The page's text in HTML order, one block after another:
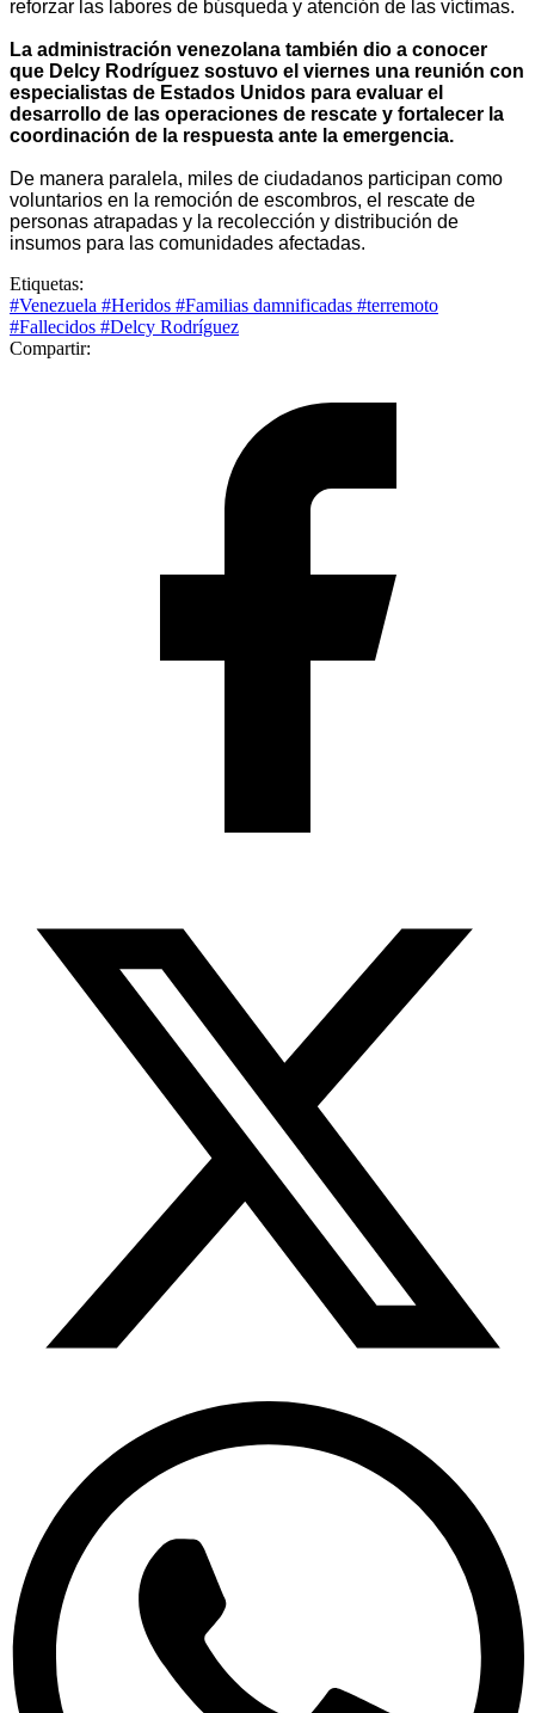
reforzar las labores de búsqueda y atención de las víctimas.
La administración venezolana también dio a conocer
que Delcy Rodríguez sostuvo el viernes una reunión con
especialistas de Estados Unidos para evaluar el
desarrollo de las operaciones de rescate y fortalecer la
coordinación de la respuesta ante la emergencia.
De manera paralela, miles de ciudadanos participan como
voluntarios en la remoción de escombros, el rescate de
personas atrapadas y la recolección y distribución de
insumos para las comunidades afectadas.
Etiquetas:
#Venezuela #Heridos #Familias damnificadas #terremoto
#Fallecidos #Delcy Rodríguez
Compartir: